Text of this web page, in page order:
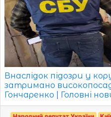
Внаслідок підозри у
затримано
Гончаренко | Головні